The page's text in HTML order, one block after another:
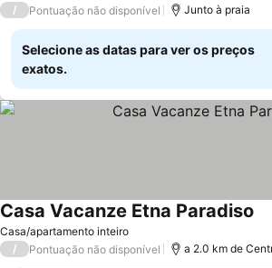
/ Pontuação não disponível Junto à praia
Selecione as datas para ver os preços
exatos.
Casa/apartamento inteiro
Casa Vacanze Etna Paradiso
/ Pontuação não disponível a 2.0 km de